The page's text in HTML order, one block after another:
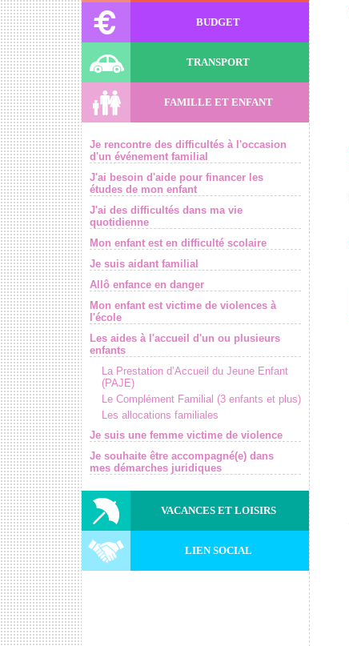
BUDGET
TRANSPORT
FAMILLE ET ENFANT
Je rencontre des difficultés à l'occasion
d'un événement familial
J'ai besoin d'aide pour financer les
études de mon enfant
J'ai des difficultés dans ma vie
quotidienne
Mon enfant est en difficulté scolaire
Je suis aidant familial
Allô enfance en danger
Mon enfant est victime de violences à
l'école
Les aides à l'accueil d'un ou plusieurs
enfants
La Prestation d’Accueil du Jeune Enfant
(PAJE)
Le Complément Familial (3 enfants et plus)
Les allocations familiales
Je suis une femme victime de violence
Je souhaite être accompagné(e) dans
mes démarches juridiques
VACANCES ET LOISIRS
LIEN SOCIAL